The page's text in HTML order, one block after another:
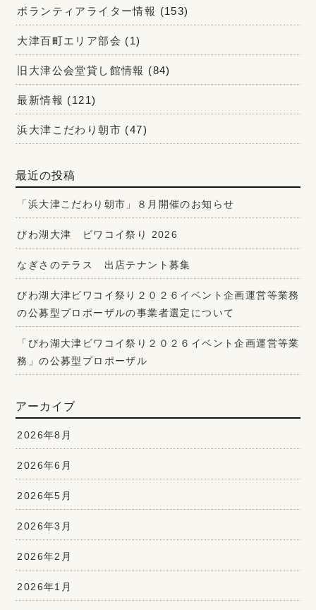
ボランティアライター情報 (153)
大津百町エリア部会 (1)
旧大津公会堂貸し館情報 (84)
最新情報 (121)
浜大津こだわり朝市 (47)
最近の投稿
「浜大津こだわり朝市」８月開催のお知らせ
びわ湖大津 ビワコイ祭り 2026
なぎさのテラス 出店テナント募集
びわ湖大津ビワコイ祭り２０２６イベント企画運営等業務
の公募型プロポーザルの事業者選定について
「びわ湖大津ビワコイ祭り２０２６イベント企画運営等業
務」の公募型プロポーザル
アーカイブ
2026年8月
2026年6月
2026年5月
2026年3月
2026年2月
2026年1月